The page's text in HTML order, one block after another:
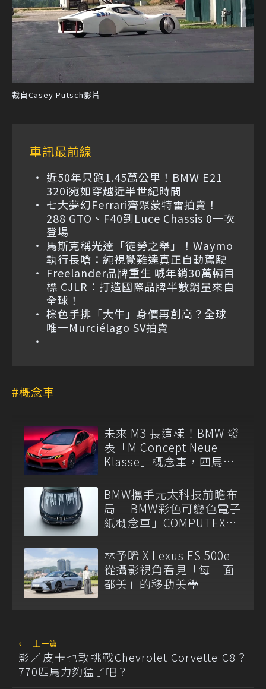
裁自Casey Putsch影片
車訊最前線
近50年只跑1.45萬公里！BMW E21
320i宛如穿越近半世紀時間
七大夢幻Ferrari齊聚蒙特雷拍賣！
288 GTO、F40到Luce Chassis 0一次
登場
馬斯克稱光達「徒勞之舉」！Waymo
執行長嗆：純視覺難達真正自動駕駛
Freelander品牌重生 喊年銷30萬輛目
標 CJLR：打造國際品牌半數銷量來自
全球！
棕色手排「大牛」身價再創高？全球
唯一Murciélago SV拍賣
概念車
未來 M3 長這樣！BMW 發
表「M Concept Neue
Klasse」概念車，四馬達
BMW攜手元太科技前瞻布
局 「BMW彩色可變色電子
紙概念車」COMPUTEX
林予晞 X Lexus ES 500e
從攝影視角看見「每一面
都美」的移動美學
← 上一篇
影／皮卡也敢挑戰Chevrolet Corvette C8？
770匹馬力夠猛了吧？